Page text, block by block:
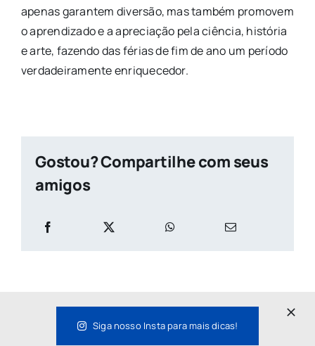
apenas garantem diversão, mas também promovem
o aprendizado e a apreciação pela ciência, história
e arte, fazendo das férias de fim de ano um período
verdadeiramente enriquecedor.
Gostou? Compartilhe com seus
amigos
Fique por dentro de mais dicas
Siga nosso Insta para mais dicas!